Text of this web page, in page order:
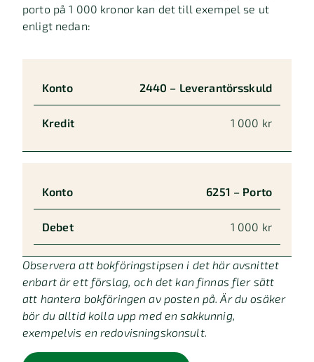
porto på 1 000 kronor kan det till exempel se ut
enligt nedan:
Debet
2440 – Leverantörsskuld
1 000 kr
6251 – Porto
1 000 kr
Observera att bokföringstipsen i det här avsnittet
enbart är ett förslag, och det kan finnas fler sätt
att hantera bokföringen av posten på. Är du osäker
bör du alltid kolla upp med en sakkunnig,
exempelvis en redovisningskonsult.